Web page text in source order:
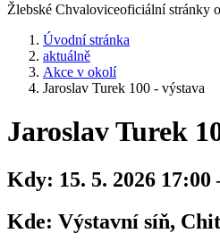
Žlebské Chvaloviceoficiální stránky
Úvodní stránka
aktuálně
Akce v okolí
Jaroslav Turek 100 - výstava
Jaroslav Turek
Kdy: 15. 5. 2026 17:00
Kde: Výstavní síň,